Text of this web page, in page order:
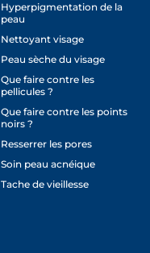
Hyperpigmentation de la
peau
Nettoyant visage
Peau sèche du visage
Que faire contre les
pellicules ?
Que faire contre les points
noirs ?
Resserrer les pores
Soin peau acnéique
Tache de vieillesse